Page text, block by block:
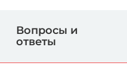
Вопросы и
ответы